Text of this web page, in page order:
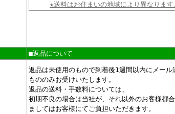
★送料はお住まいの地域により異なります
■返品について
返品は未使用のもので到着後1週間以内にメール
もののみお受けいたします。
返品の送料・手数料については、
初期不良の場合は当社が、それ以外のお客様都
ましてはお客様にてご負担いただきます。